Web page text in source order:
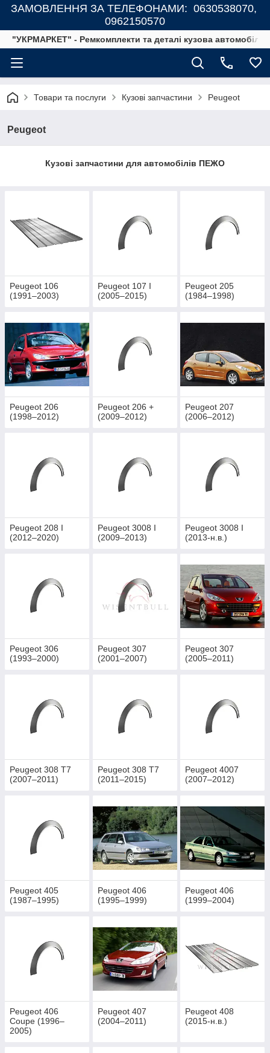
ЗАМОВЛЕННЯ ЗА ТЕЛЕФОНАМИ: 0630538070,
0962150570
"УКРМАРКЕТ" - Ремкомплекти та деталі кузова автомобілів
Товари та послуги Кузові запчастини Peugeot
Peugeot
Кузові запчастини для автомобілів ПЕЖО
Peugeot 106
(1991–2003)
Peugeot 107 I
(2005–2015)
Peugeot 205
(1984–1998)
Peugeot 206
(1998–2012)
Peugeot 206 +
(2009–2012)
Peugeot 207
(2006–2012)
Peugeot 208 I
(2012–2020)
Peugeot 3008 I
(2009–2013)
Peugeot 3008 I
(2013-н.в.)
Peugeot 306
(1993–2000)
Peugeot 307
(2001–2007)
Peugeot 307
(2005–2011)
Peugeot 308 T7
(2007–2011)
Peugeot 308 T7
(2011–2015)
Peugeot 4007
(2007–2012)
Peugeot 405
(1987–1995)
Peugeot 406
(1995–1999)
Peugeot 406
(1999–2004)
Peugeot 406
Coupe (1996–
2005)
Peugeot 407
(2004–2011)
Peugeot 408
(2015-н.в.)